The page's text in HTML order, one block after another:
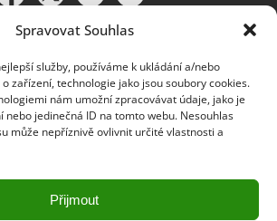
Spravovat Souhlas
služby, používáme k ukládání a/nebo
zařízení, technologie jako jsou soubory cookies.
nám umožní zpracovávat údaje, jako je
nebo jedinečná ID na tomto webu. Nesouhlas
může nepříznivě ovlivnit určité vlastnosti a
Přijmout
osobních údajů|Soubory cookies |
najdete vPravidlech používání.
či více společností globální sítě členských
„organizace Deloitte“). Společnost DTTL
„Deloitte Global“) a každá z jejích členských
subjektů je samostatným a nezávislým